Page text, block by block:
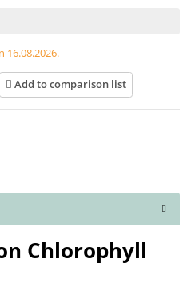
16.08.2026.
Add to comparison list
Chlorophyll